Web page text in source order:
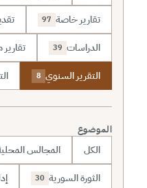
تقارير خاصة 97
الدراسات 39 تقارير
التقرير السنوي 8
الموضوع
الكل المجالس
الثورة السورية 30